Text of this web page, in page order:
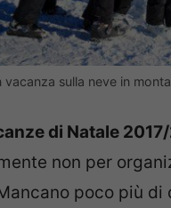
vacanza sulla neve in
di Natale
non per
poco più